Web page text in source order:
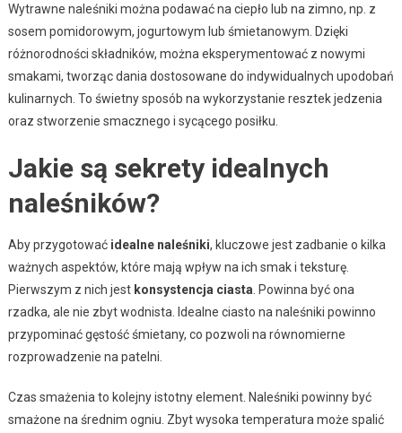
Wytrawne naleśniki można podawać na ciepło lub na zimno, np. z
sosem pomidorowym, jogurtowym lub śmietanowym. Dzięki
różnorodności składników, można eksperymentować z nowymi
smakami, tworząc dania dostosowane do indywidualnych upodobań
kulinarnych. To świetny sposób na wykorzystanie resztek jedzenia
oraz stworzenie smacznego i sycącego posiłku.
Jakie są sekrety idealnych
naleśników?
Aby przygotować idealne naleśniki, kluczowe jest zadbanie o kilka
ważnych aspektów, które mają wpływ na ich smak i teksturę.
Pierwszym z nich jest konsystencja ciasta . Powinna być ona
rzadka, ale nie zbyt wodnista. Idealne ciasto na naleśniki powinno
przypominać gęstość śmietany, co pozwoli na równomierne
rozprowadzenie na patelni.
Czas smażenia to kolejny istotny element. Naleśniki powinny być
smażone na średnim ogniu. Zbyt wysoka temperatura może spalić